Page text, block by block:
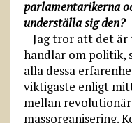
parlamentarikerna
underställa sig den?
– Jag tror att det är
handlar om politik,
alla dessa
viktigaste enligt
mellan
massorganisering.